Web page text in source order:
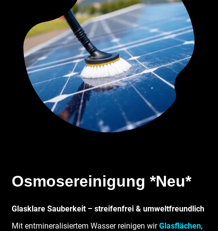
Osmosereinigung *Neu*
Glasklare Sauberkeit – streifenfrei & umweltfreundlich
Mit entmineralisiertem Wasser reinigen wirGlasflächen,